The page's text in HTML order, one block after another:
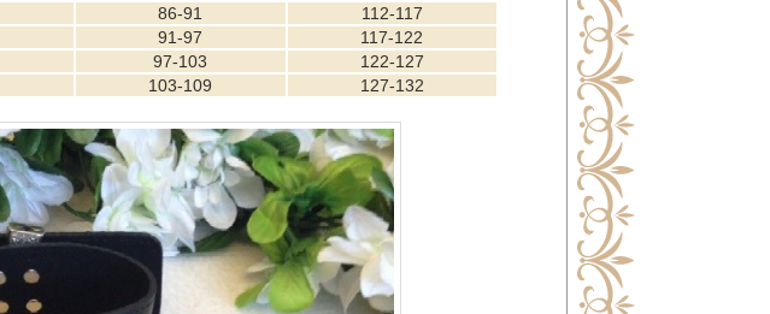
86-91
112-117
91-97
117-122
97-103
122-127
103-109 127-132